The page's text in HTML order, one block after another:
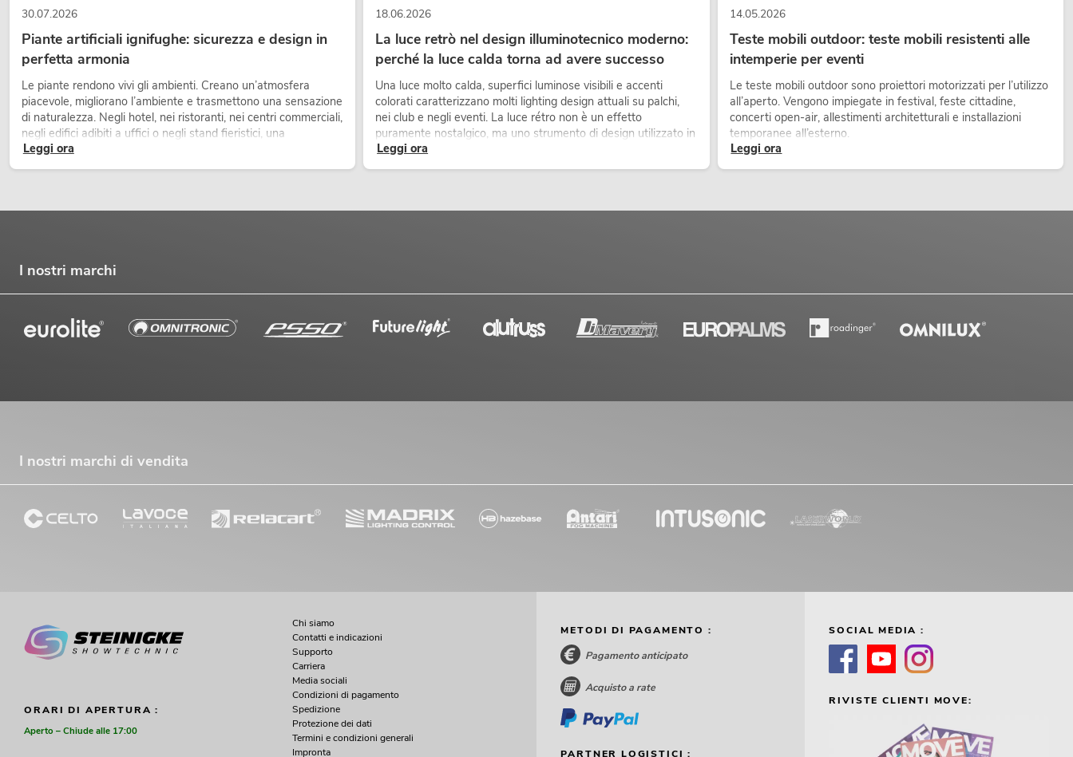
30.07.2026
Piante artificiali ignifughe: sicurezza e design in
perfetta armonia
Le piante rendono vivi gli ambienti. Creano un’atmosfera
piacevole, migliorano l’ambiente e trasmettono una sensazione
di naturalezza. Negli hotel, nei ristoranti, nei centri commerciali,
negli edifici adibiti a uffici o negli stand fieristici, una
vegetazione di alta qualità è ormai parte integrante dei
Leggi ora
18.06.2026
La luce retrò nel design illuminotecnico moderno:
perché la luce calda torna ad avere successo
Una luce molto calda, superfici luminose visibili e accenti
colorati caratterizzano molti lighting design attuali su palchi,
nei club e negli eventi. La luce rétro non è un effetto
puramente nostalgico, ma uno strumento di design utilizzato in
modo consapevole: crea atmosfera, dona carattere alle scene
Leggi ora
14.05.2026
Teste mobili outdoor: teste mobili resistenti alle
intemperie per eventi
Le teste mobili outdoor sono proiettori motorizzati per l’utilizzo
all’aperto. Vengono impiegate in festival, feste cittadine,
concerti open-air, allestimenti architetturali e installazioni
temporanee all’esterno.
Leggi ora
I nostri marchi
I nostri marchi di vendita
ORARI DI APERTURA :
Aperto – Chiude alle 17:00
Chi siamo
Contatti e indicazioni
Supporto
Carriera
Media sociali
Condizioni di pagamento
Spedizione
Protezione dei dati
Termini e condizioni generali
Impronta
METODI DI PAGAMENTO :
Pagamento anticipato
Acquisto a rate
PARTNER LOGISTICI :
SOCIAL MEDIA :
RIVISTE CLIENTI MOVE: